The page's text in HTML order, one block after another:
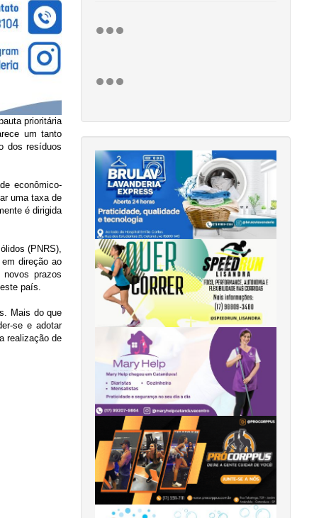
prioritária
um tanto
dos resíduos
econômico-
uma taxa de
é dirigida
(PNRS),
direção ao
prazos
país.
Mais do que
se e adotar
realização de